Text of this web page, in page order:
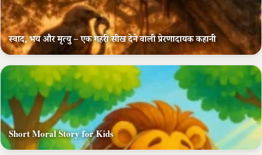
स्वाद, भय और मृत्यु – एक गहरी सीख देने वाली प्रेरणादायक कहानी
Short Moral Story for Kids